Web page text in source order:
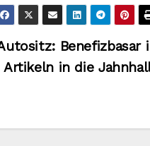
Benefizbasar
in die